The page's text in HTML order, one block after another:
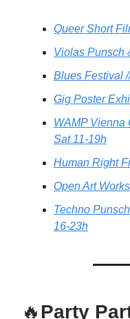
Queer Short
Violas Punsch
Blues Festival
Gig Poster
WAMP Vienna
Sat 11-19h
Human Right
Open Art
Techno
16-23h
🔥Party